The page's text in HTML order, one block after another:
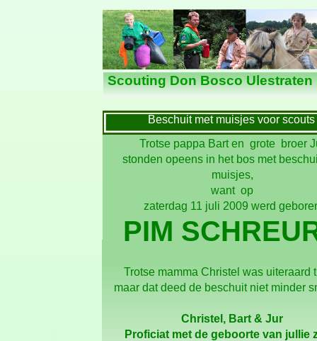
Nieuws
Scouting Don Bosco Ulestraten
Trotse pappa Bart en grote broer
stonden opeens in het bos met
muisjes,
want op
zaterdag 11 juli 2009 werd
PIM
Trotse mamma Christel was uiteraard
maar dat deed de beschuit niet minder
Christel, Bart & Jur
Proficiat met de geboorte van jullie
Beschuit met muisjes voor scouts